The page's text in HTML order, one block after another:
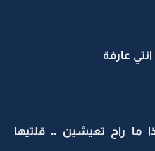
عارفة
ما راح تعيشين .. قلتيها